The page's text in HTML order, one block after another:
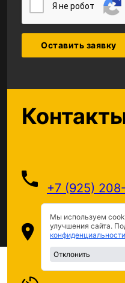
Я нe poбoт
Оставить заявку
+7 (925)
Мы используем
улучшения сайта.
конфиденциальности
Отклонить